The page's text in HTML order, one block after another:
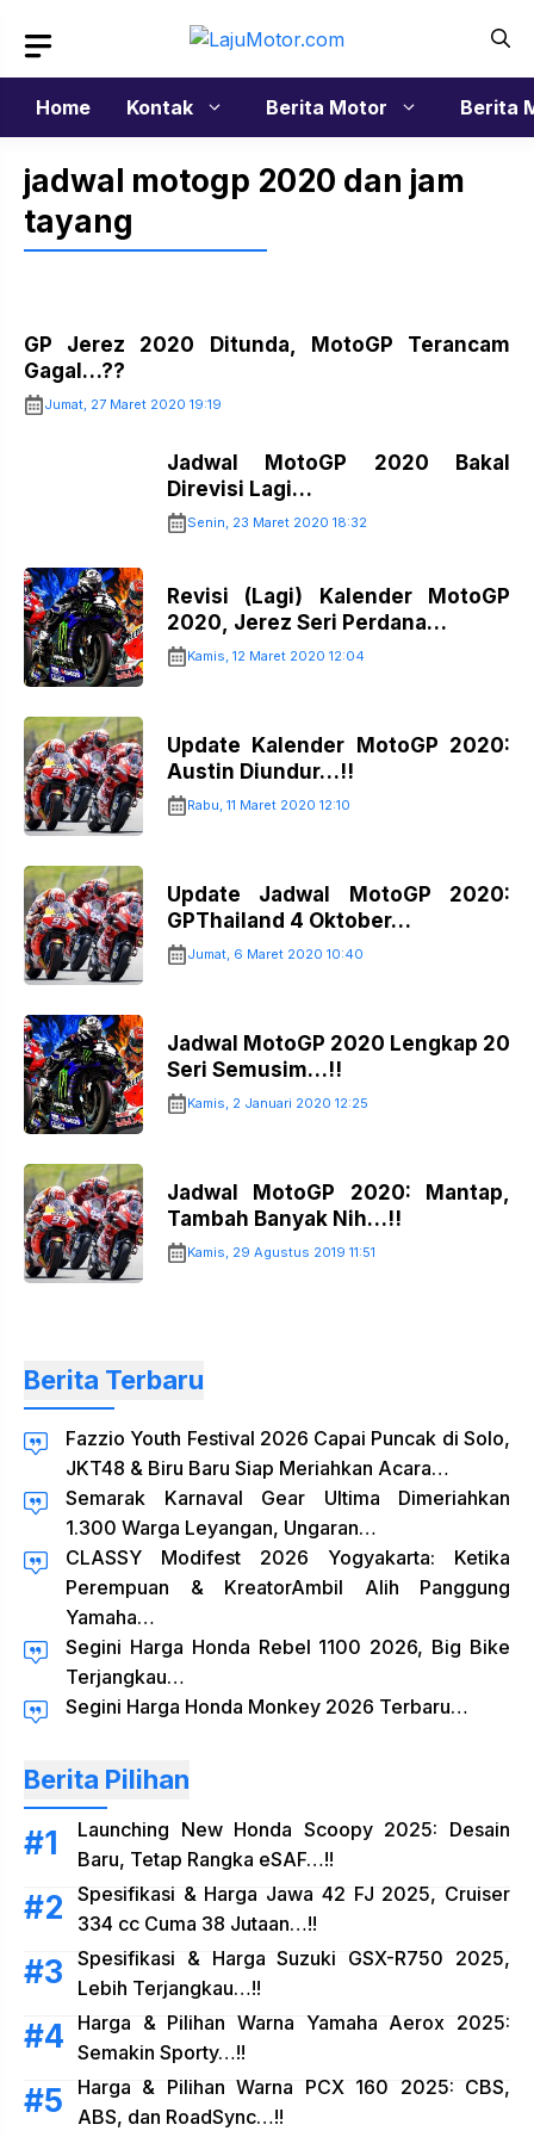
isi
Home
Kontak Berita Motor Berita
jadwal motogp 2020 dan jam
tayang
GP Jerez 2020 Ditunda, MotoGP Terancam
Gagal…??
Jumat, 27 Maret 2020 19:19
Jadwal MotoGP 2020 Bakal
Direvisi Lagi…
Senin, 23 Maret 2020 18:32
Revisi (Lagi) Kalender MotoGP
2020, Jerez Seri Perdana…
Kamis, 12 Maret 2020 12:04
Update Kalender MotoGP 2020:
Austin Diundur…!!
Rabu, 11 Maret 2020 12:10
Update Jadwal MotoGP 2020:
GPThailand 4 Oktober…
Jumat, 6 Maret 2020 10:40
Jadwal MotoGP 2020 Lengkap 20
Seri Semusim…!!
Kamis, 2 Januari 2020 12:25
Jadwal MotoGP 2020: Mantap,
Tambah Banyak Nih…!!
Kamis, 29 Agustus 2019 11:51
Berita Terbaru
Fazzio Youth Festival 2026 Capai Puncak di Solo,
JKT48 & Biru Baru Siap Meriahkan Acara…
Semarak Karnaval Gear Ultima Dimeriahkan
1.300 Warga Leyangan, Ungaran…
CLASSY Modifest 2026 Yogyakarta: Ketika
Perempuan & KreatorAmbil Alih Panggung
Yamaha…
Segini Harga Honda Rebel 1100 2026, Big Bike
Terjangkau…
Segini Harga Honda Monkey 2026 Terbaru…
Berita Pilihan
Launching New Honda Scoopy 2025: Desain
Baru, Tetap Rangka eSAF…!!
Spesifikasi & Harga Jawa 42 FJ 2025, Cruiser
334 cc Cuma 38 Jutaan…!!
Spesifikasi & Harga Suzuki GSX-R750 2025,
Lebih Terjangkau…!!
Harga & Pilihan Warna Yamaha Aerox 2025:
Semakin Sporty…!!
Harga & Pilihan Warna PCX 160 2025: CBS,
ABS, dan RoadSync…!!